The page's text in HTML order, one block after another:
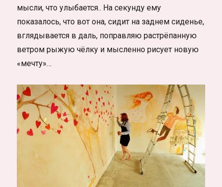
мысли, что улыбается.. На секунду ему
показалось, что вот она, сидит на заднем сиденье,
вглядывается в даль, поправляю растрёпанную
ветром рыжую чёлку и мысленно рисует новую
«мечту»…